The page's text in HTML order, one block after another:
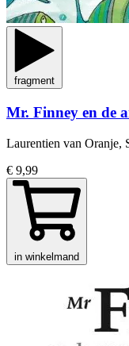
fragment
Mr. Finney en de
Laurentien van Oranje,
€ 9,99
in winkelmand